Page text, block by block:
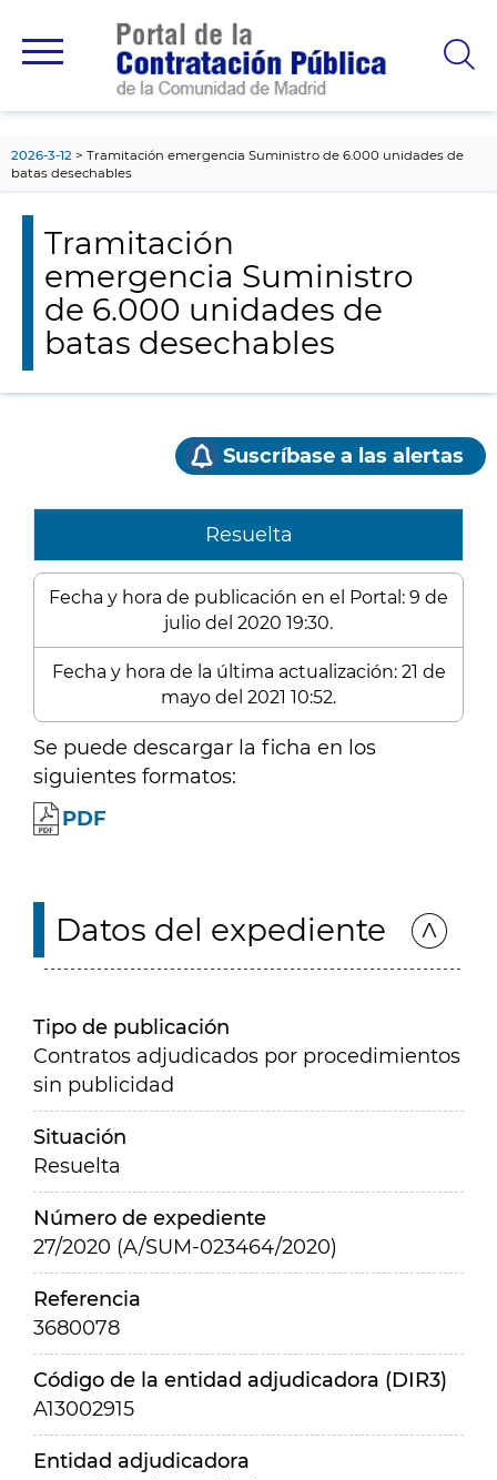
principal
2026-3-12
Tramitación emergencia Suministro de 6.000 unidades de
batas desechables
Tramitación
emergencia Suministro
de 6.000 unidades de
batas desechables
Suscríbase a las alertas
Resuelta
Fecha y hora de publicación en el Portal: 9 de
julio del 2020 19:30.
Fecha y hora de la última actualización: 21 de
mayo del 2021 10:52.
Se puede descargar la ficha en los
siguientes formatos:
PDF
Datos del expediente
Tipo de publicación
Contratos adjudicados por procedimientos
sin publicidad
Situación
Resuelta
Número de expediente
27/2020 (A/SUM-023464/2020)
Referencia
3680078
Código de la entidad adjudicadora (DIR3)
A13002915
Entidad adjudicadora